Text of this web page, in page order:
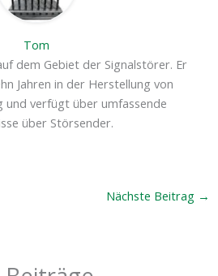
Tom
dem Gebiet der Signalstörer. Er
Jahren in der Herstellung von
und verfügt über umfassende
über Störsender.
Nächste Beitrag →